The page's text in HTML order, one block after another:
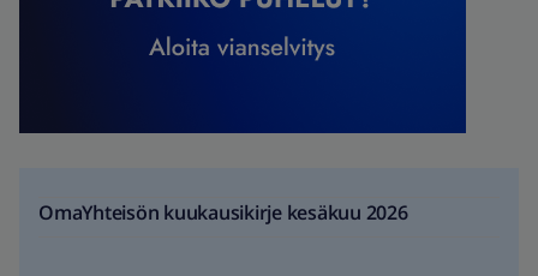
OmaYhteisön kuukausikirje kesäkuu 2026